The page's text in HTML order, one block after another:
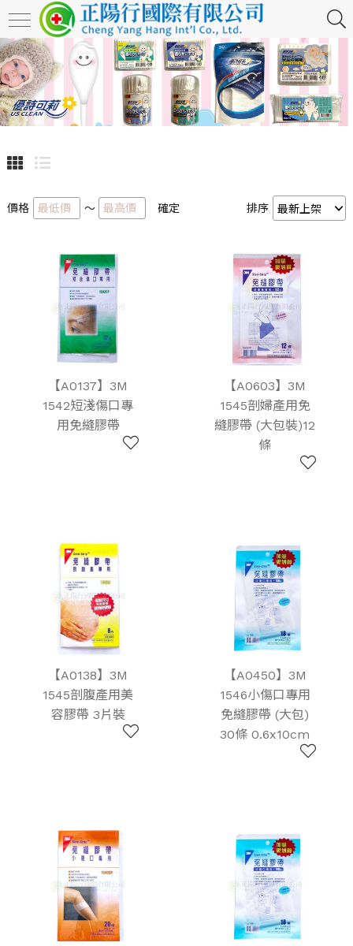
價格 ～ 確定 排序
【A0137】3M
1542短淺傷口專
用免縫膠帶
【A0603】3M
1545剖婦產用免
縫膠帶 (大包裝)12
條
【A0138】3M
1545剖腹產用美
容膠帶 3片裝
【A0450】3M
1546小傷口專用
免縫膠帶 (大包)
30條 0.6x10cm